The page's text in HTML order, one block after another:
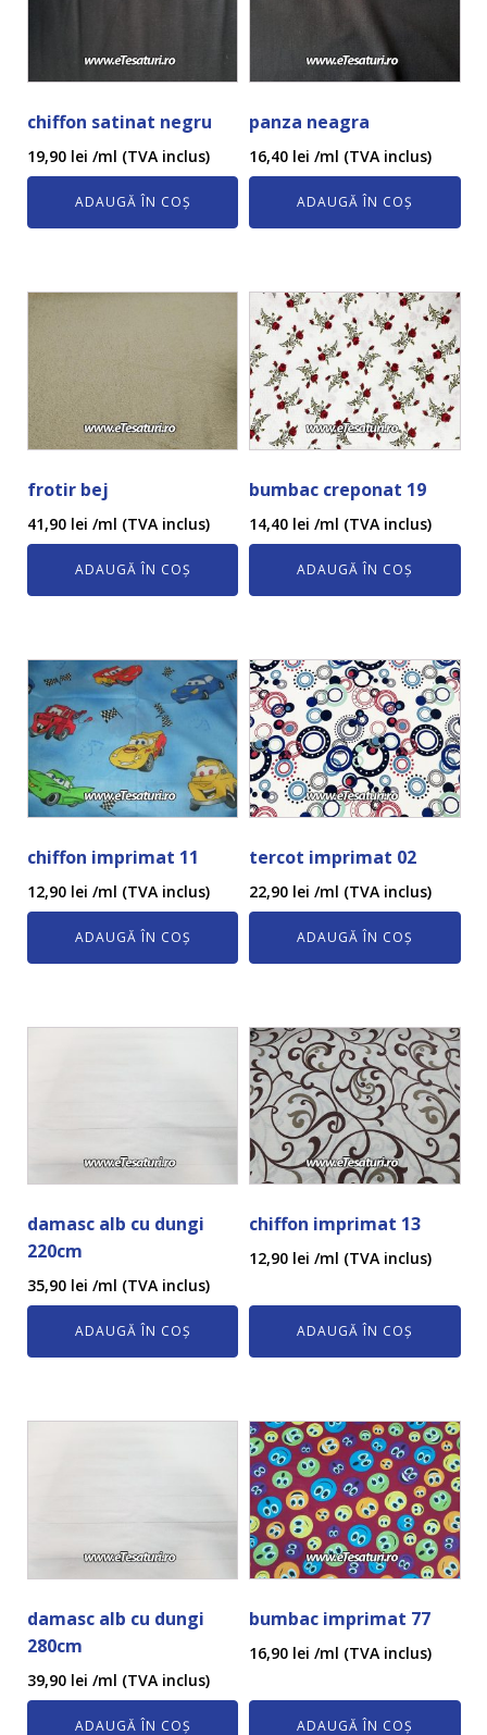
chiffon satinat negru
19,90 lei /ml (TVA inclus)
ADAUGĂ ÎN COȘ
panza neagra
16,40 lei /ml (TVA inclus)
ADAUGĂ ÎN COȘ
frotir bej
41,90 lei /ml (TVA inclus)
ADAUGĂ ÎN COȘ
bumbac creponat 19
14,40 lei /ml (TVA inclus)
ADAUGĂ ÎN COȘ
chiffon imprimat 11
12,90 lei /ml (TVA inclus)
ADAUGĂ ÎN COȘ
tercot imprimat 02
22,90 lei /ml (TVA inclus)
ADAUGĂ ÎN COȘ
damasc alb cu dungi
220cm
35,90 lei /ml (TVA inclus)
ADAUGĂ ÎN COȘ
chiffon imprimat 13
12,90 lei /ml (TVA inclus)
ADAUGĂ ÎN COȘ
damasc alb cu dungi
280cm
39,90 lei /ml (TVA inclus)
ADAUGĂ ÎN COȘ
bumbac imprimat 77
16,90 lei /ml (TVA inclus)
ADAUGĂ ÎN COȘ